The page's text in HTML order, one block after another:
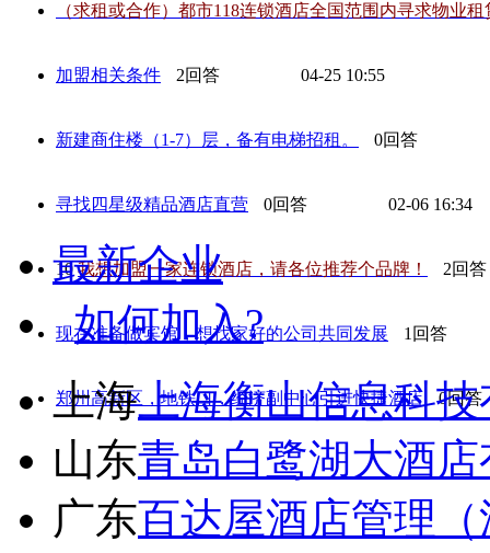
（求租或合作）都市118连锁酒店全国范围内寻求物业
加盟相关条件 2回答 04-25 10:55
新建商住楼（1-7）层，备有电梯招租。 0回答
寻找四星级精品酒店直营 0回答 02-06 16:34
10 我想加盟一家连锁酒店，请各位推荐个品牌！ 2回答
现在准备做宾馆，想找家好的公司共同发展 1回答
郑州高新区，地铁口，经济副中心引进快捷酒店 0回答
最新企业
如何加入?
上海上海衡山信息科
山东青岛白鹭湖大酒
广东百达屋酒店管理